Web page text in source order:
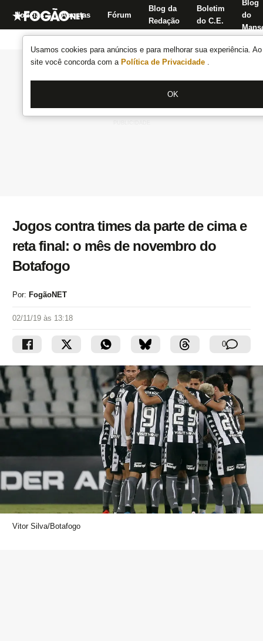
Usamos cookies para anúncios e para melhorar sua experiência.
site você concorda com a Política de Privacidade .
OK
Notícias Apostas Fórum
Blog da
Redação
Boletim
do C.E.
Blog
do
Jogos contra times da parte de cima e
reta final: o mês de novembro do
Botafogo
Por: FogãoNET
02/11/19 às 13:18
0
Vitor Silva/Botafogo